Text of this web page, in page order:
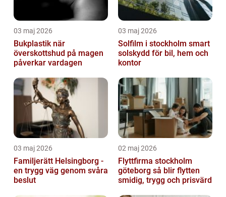
03 maj 2026
Bukplastik när
överskottshud på magen
påverkar vardagen
03 maj 2026
Solfilm i stockholm smart
solskydd för bil, hem och
kontor
03 maj 2026
Familjerätt Helsingborg -
en trygg väg genom svåra
beslut
02 maj 2026
Flyttfirma stockholm
göteborg så blir flytten
smidig, trygg och prisvärd